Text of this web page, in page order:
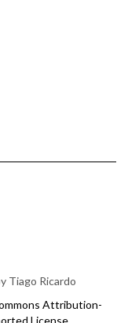
Tiago Ricardo
Attribution-
License